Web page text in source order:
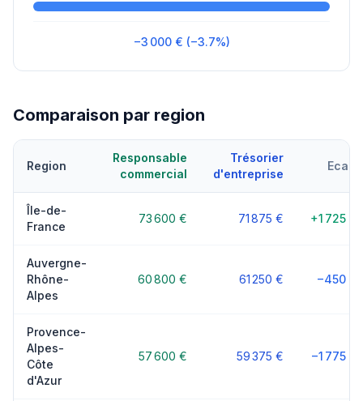
−3 000 € (−3.7%)
Comparaison par region
Region
Responsable
commercial
Trésorier
d'entreprise
Ecart
Île-de-
France
73 600 € 71 875 € +1 725 €
Auvergne-
Rhône-
Alpes
60 800 € 61 250 € −450 €
Provence-
Alpes-
Côte
d'Azur
57 600 € 59 375 € −1 775 €